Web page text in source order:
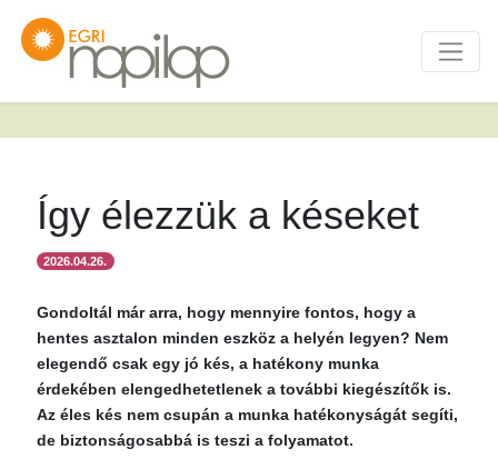
Így élezzük a késeket
2026.04.26.
Gondoltál már arra, hogy mennyire fontos, hogy a
hentes asztalon minden eszköz a helyén legyen? Nem
elegendő csak egy jó kés, a hatékony munka
érdekében elengedhetetlenek a további kiegészítők is.
Az éles kés nem csupán a munka hatékonyságát segíti,
de biztonságosabbá is teszi a folyamatot.